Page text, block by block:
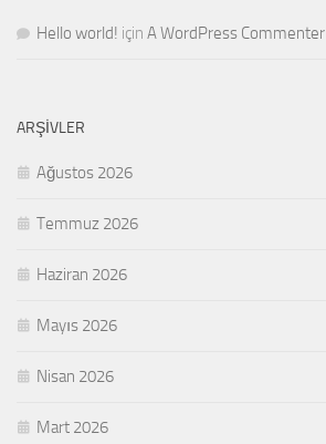
Hello world! için A WordPress Commenter
ARŞIVLER
Ağustos 2026
Temmuz 2026
Haziran 2026
Mayıs 2026
Nisan 2026
Mart 2026